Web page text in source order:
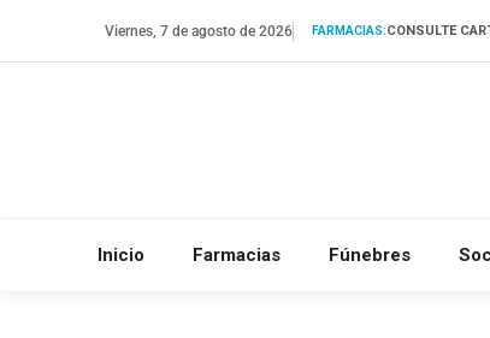
Viernes, 7 de agosto de 2026 FARMACIAS:CONSULTE
Inicio Farmacias Fúnebres